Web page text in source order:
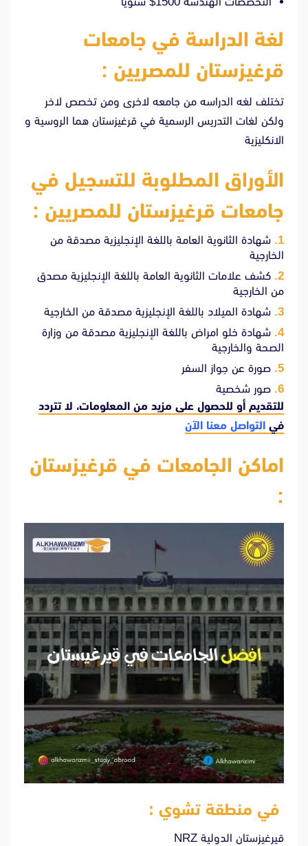
لغة الدراسة في جامعات
قرغيزستان للمصريين :
تختلف لغه الدراسه من جامعه لاخرى ومن تخصص لاخر
ولكن لغات التدريس الرسمية في قرغيزستان هما الروسية و
الانكليزية
الأوراق المطلوبة للتسجيل في
جامعات قرغيزستان للمصريين :
شهادة الثانوية العامة باللغة الإنجليزية مصدقة من
الخارجية
كشف علامات الثانوية العامة باللغة الإنجليزية مصدق
من الخارجية
شهادة الميلاد باللغة الإنجليزية مصدقة من الخارجية
شهادة خلو امراض باللغة الإنجليزية مصدقة من وزارة
الصحة والخارجية
صورة عن جواز السفر
صور شخصية
للتقديم أو للحصول على مزيد من المعلومات، لا تتردد
في التواصل معنا الآن
اماكن الجامعات في قرغيزستان
:
في منطقة تشوي :
قيرغيزستان الدولية NRZ